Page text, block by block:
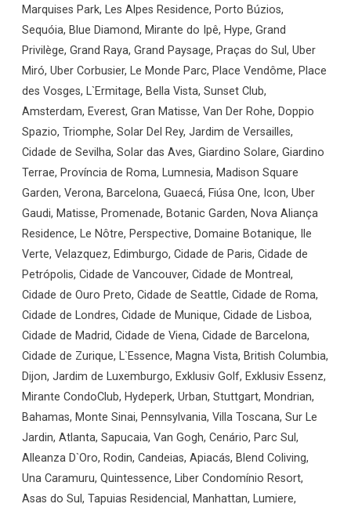
Marquises Park, Les Alpes Residence, Porto Búzios,
Sequóia, Blue Diamond, Mirante do Ipê, Hype, Grand
Privilège, Grand Raya, Grand Paysage, Praças do Sul, Uber
Miró, Uber Corbusier, Le Monde Parc, Place Vendôme, Place
des Vosges, L`Ermitage, Bella Vista, Sunset Club,
Amsterdam, Everest, Gran Matisse, Van Der Rohe, Doppio
Spazio, Triomphe, Solar Del Rey, Jardim de Versailles,
Cidade de Sevilha, Solar das Aves, Giardino Solare, Giardino
Terrae, Província de Roma, Lumnesia, Madison Square
Garden, Verona, Barcelona, Guaecá, Fiúsa One, Icon, Uber
Gaudi, Matisse, Promenade, Botanic Garden, Nova Aliança
Residence, Le Nôtre, Perspective, Domaine Botanique, Ile
Verte, Velazquez, Edimburgo, Cidade de Paris, Cidade de
Petrópolis, Cidade de Vancouver, Cidade de Montreal,
Cidade de Ouro Preto, Cidade de Seattle, Cidade de Roma,
Cidade de Londres, Cidade de Munique, Cidade de Lisboa,
Cidade de Madrid, Cidade de Viena, Cidade de Barcelona,
Cidade de Zurique, L`Essence, Magna Vista, British Columbia,
Dijon, Jardim de Luxemburgo, Exklusiv Golf, Exklusiv Essenz,
Mirante CondoClub, Hydeperk, Urban, Stuttgart, Mondrian,
Bahamas, Monte Sinai, Pennsylvania, Villa Toscana, Sur Le
Jardin, Atlanta, Sapucaia, Van Gogh, Cenário, Parc Sul,
Alleanza D`Oro, Rodin, Candeias, Apiacás, Blend Coliving,
Una Caramuru, Quintessence, Liber Condomínio Resort,
Asas do Sul, Tapuias Residencial, Manhattan, Lumiere,